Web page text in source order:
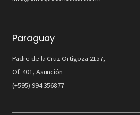
Paraguay
Padre de la Cruz Ortigoza 2157,
Of. 401, Asunción
(+595) 994 356877